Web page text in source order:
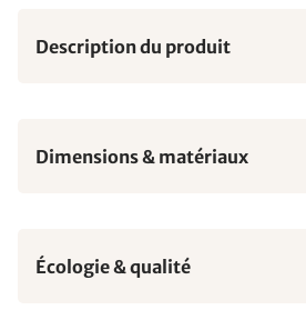
Description du produit
Dimensions & matériaux
Écologie & qualité